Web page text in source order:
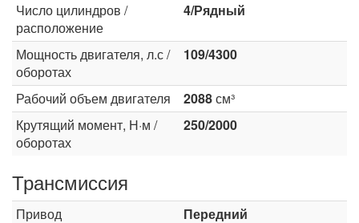
Число цилиндров /
расположение
4/Рядный
Мощность двигателя, л.с /
оборотах
109/4300
Рабочий объем двигателя 2088см³
Крутящий момент, Н·м /
оборотах
250/2000
Трансмиссия
Привод Передний